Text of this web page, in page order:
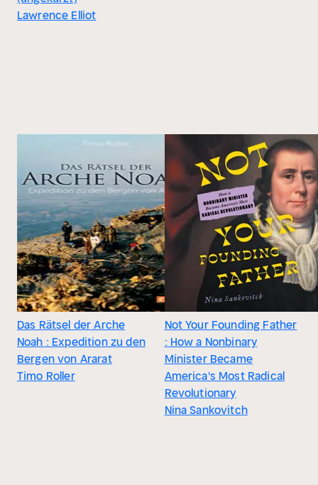
Lawrence Elliot
Das Rätsel der Arche
Noah : Expedition zu den
Bergen von Ararat
Timo Roller
Not Your Founding Father
: How a Nonbinary
Minister Became
America's Most Radical
Revolutionary
Nina Sankovitch